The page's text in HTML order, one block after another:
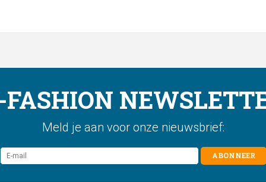
FASHION
Meld je aan voor onze nieuwsbrief:
ABONNEER